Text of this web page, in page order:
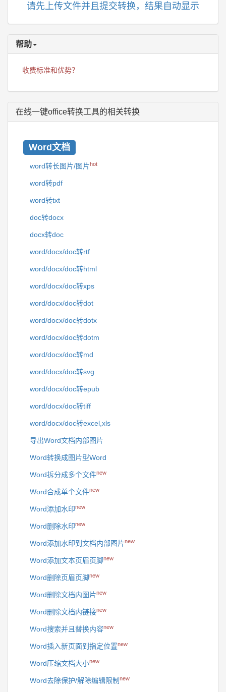
请先上传文件并且提交转换，结果自动显示
帮助
收费标准和优势？
在线一键office转换工具的相关转换
Word文档
word转长图片/图片hot
word转pdf
word转txt
doc转docx
docx转doc
word/docx/doc转rtf
word/docx/doc转html
word/docx/doc转xps
word/docx/doc转dot
word/docx/doc转dotx
word/docx/doc转dotm
word/docx/doc转md
word/docx/doc转svg
word/docx/doc转epub
word/docx/doc转tiff
word/docx/doc转excel,xls
导出Word文档内部图片
Word转换成图片型Word
Word拆分成多个文件new
Word合成单个文件new
Word添加水印new
Word删除水印new
Word添加水印到文档内部图片new
Word添加文本页眉页脚new
Word删除页眉页脚new
Word删除文档内图片new
Word删除文档内链接new
Word搜索并且替换内容new
Word插入新页面到指定位置new
Word压缩文档大小new
Word去除保护/解除编辑限制 new